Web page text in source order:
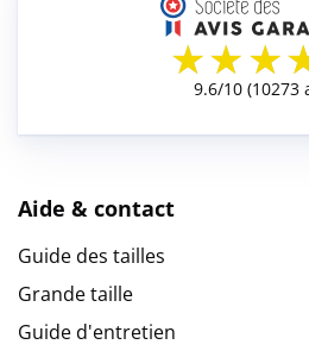
Aide & contact
Guide des tailles
Grande taille
Guide d'entretien